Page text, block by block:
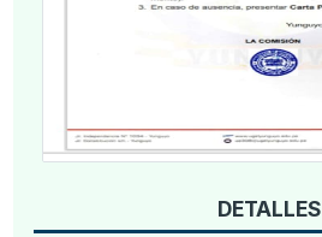
DETALLES